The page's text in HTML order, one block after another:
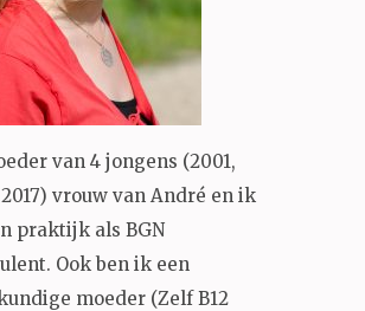
van 4 jongens (2001,
2017) vrouw van André en ik
praktijk als BGN
Ook ben ik een
moeder (Zelf B12